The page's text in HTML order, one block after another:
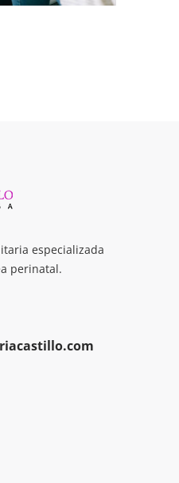
especializada
perinatal.